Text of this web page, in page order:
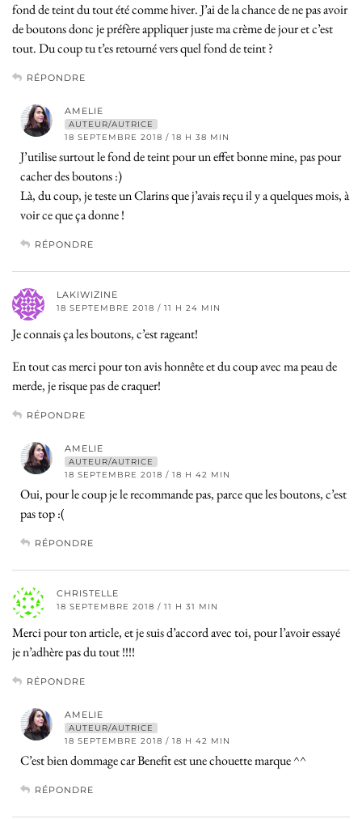
fond de teint du tout été comme hiver. J’ai de la chance de ne pas avoir
de boutons donc je préfère appliquer juste ma crème de jour et c’est
tout. Du coup tu t’es retourné vers quel fond de teint ?
RÉPONDRE
AMELIE
AUTEUR/AUTRICE
18 SEPTEMBRE 2018 / 18 H 38 MIN
J’utilise surtout le fond de teint pour un effet bonne mine, pas pour
cacher des boutons :)
Là, du coup, je teste un Clarins que j’avais reçu il y a quelques mois, à
voir ce que ça donne !
RÉPONDRE
LAKIWIZINE
18 SEPTEMBRE 2018 / 11 H 24 MIN
Je connais ça les boutons, c’est rageant!
En tout cas merci pour ton avis honnête et du coup avec ma peau de
merde, je risque pas de craquer!
RÉPONDRE
AMELIE
AUTEUR/AUTRICE
18 SEPTEMBRE 2018 / 18 H 42 MIN
Oui, pour le coup je le recommande pas, parce que les boutons, c’est
pas top :(
RÉPONDRE
CHRISTELLE
18 SEPTEMBRE 2018 / 11 H 31 MIN
Merci pour ton article, et je suis d’accord avec toi, pour l’avoir essayé
je n’adhère pas du tout !!!!
RÉPONDRE
AMELIE
AUTEUR/AUTRICE
18 SEPTEMBRE 2018 / 18 H 42 MIN
C’est bien dommage car Benefit est une chouette marque ^^
RÉPONDRE